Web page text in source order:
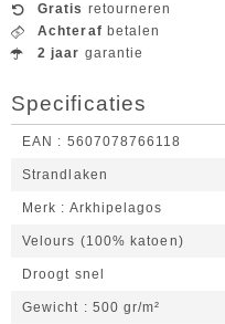
Gratis retourneren
Achteraf betalen
2 jaar garantie
Specificaties
EAN 5607078766118
Strandlaken
Merk Arkhipelagos
Velours (100% katoen)
Droogt snel
Gewicht 500 gr/m²